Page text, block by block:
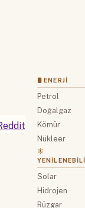
🛢 ENERJI
Petrol
Doğalgaz
Kömür
Nükleer
☀️
Solar
Hidrojen
Rüzgar